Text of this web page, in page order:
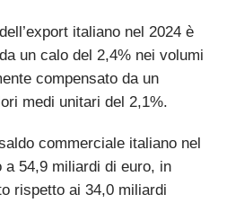
italiano nel 2024 è
un calo del 2,4% nei volumi
compensato da un
medi unitari del 2,1%.
commerciale italiano nel
a 54,9 miliardi di euro, in
rispetto ai 34,0 miliardi